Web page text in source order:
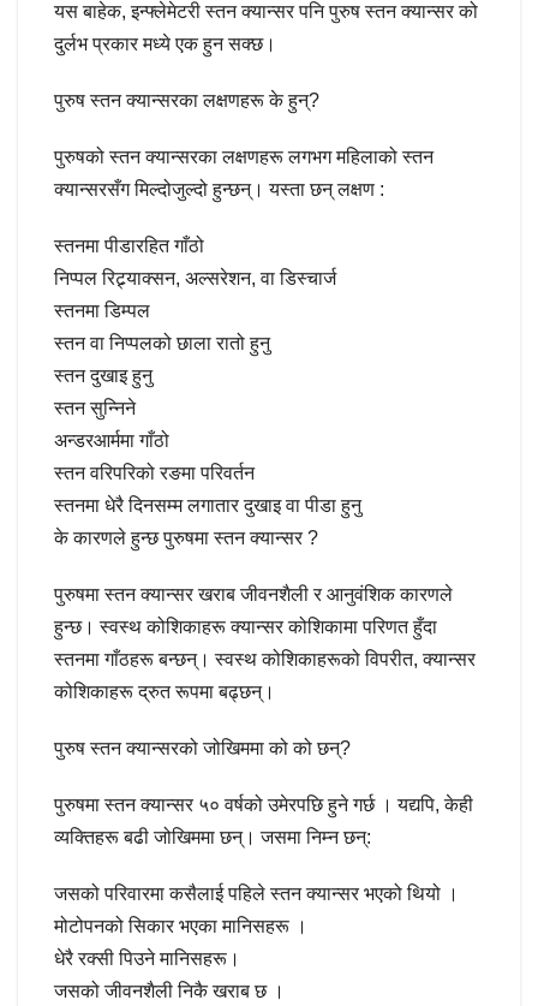
यस बाहेक, इन्फ्लेमेटरी स्तन क्यान्सर पनि पुरुष स्तन क्यान्सर को
दुर्लभ प्रकार मध्ये एक हुन सक्छ।
पुरुष स्तन क्यान्सरका लक्षणहरू के हुन्?
पुरुषको स्तन क्यान्सरका लक्षणहरू लगभग महिलाको स्तन
क्यान्सरसँग मिल्दोजुल्दो हुन्छन्। यस्ता छन् लक्षण :
स्तनमा पीडारहित गाँठो
निप्पल रिट्र्याक्सन, अल्सरेशन, वा डिस्चार्ज
स्तनमा डिम्पल
स्तन वा निप्पलको छाला रातो हुनु
स्तन दुखाइ हुनु
स्तन सुन्निने
अन्डरआर्ममा गाँठो
स्तन वरिपरिको रङमा परिवर्तन
स्तनमा धेरै दिनसम्म लगातार दुखाइ वा पीडा हुनु
के कारणले हुन्छ पुरुषमा स्तन क्यान्सर ?
पुरुषमा स्तन क्यान्सर खराब जीवनशैली र आनुवंशिक कारणले
हुन्छ। स्वस्थ कोशिकाहरू क्यान्सर कोशिकामा परिणत हुँदा
स्तनमा गाँठहरू बन्छन्। स्वस्थ कोशिकाहरूको विपरीत, क्यान्सर
कोशिकाहरू द्रुत रूपमा बढ्छन्।
पुरुष स्तन क्यान्सरको जोखिममा को को छन्?
पुरुषमा स्तन क्यान्सर ५० वर्षको उमेरपछि हुने गर्छ । यद्यपि, केही
व्यक्तिहरू बढी जोखिममा छन्। जसमा निम्न छन्:
जसको परिवारमा कसैलाई पहिले स्तन क्यान्सर भएको थियो ।
मोटोपनको सिकार भएका मानिसहरू ।
धेरै रक्सी पिउने मानिसहरू।
जसको जीवनशैली निकै खराब छ ।